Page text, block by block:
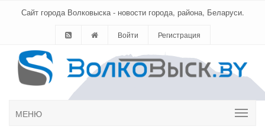
Сайт города Волковыска - новости города, района, Беларуси.
Войти Регистрация
МЕНЮ